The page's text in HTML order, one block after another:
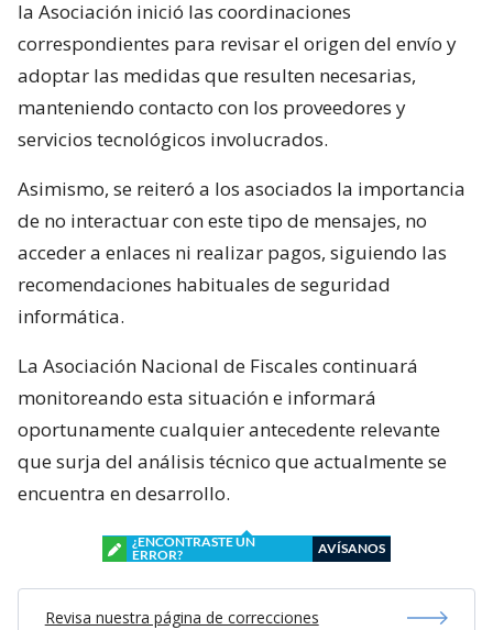
la Asociación inició las coordinaciones
correspondientes para revisar el origen del envío y
adoptar las medidas que resulten necesarias,
manteniendo contacto con los proveedores y
servicios tecnológicos involucrados.
Asimismo, se reiteró a los asociados la importancia
de no interactuar con este tipo de mensajes, no
acceder a enlaces ni realizar pagos, siguiendo las
recomendaciones habituales de seguridad
informática.
La Asociación Nacional de Fiscales continuará
monitoreando esta situación e informará
oportunamente cualquier antecedente relevante
que surja del análisis técnico que actualmente se
encuentra en desarrollo.
¿ENCONTRASTE UN
ERROR?
AVÍSANOS
Revisa nuestra página de correcciones